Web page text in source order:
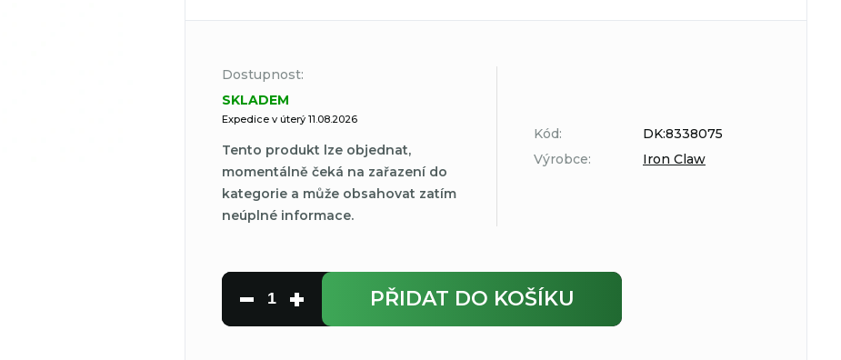
Dostupnost:
SKLADEM
Expedice v úterý 11.08.2026
Tento produkt lze objednat,
momentálně čeká na zařazení do
kategorie a může obsahovat zatím
neúplné informace.
Kód:
DK:8338075
Výrobce:
Iron Claw
PŘIDAT DO KOŠÍKU